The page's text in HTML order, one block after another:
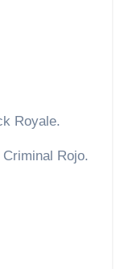
Royale.
Rojo.